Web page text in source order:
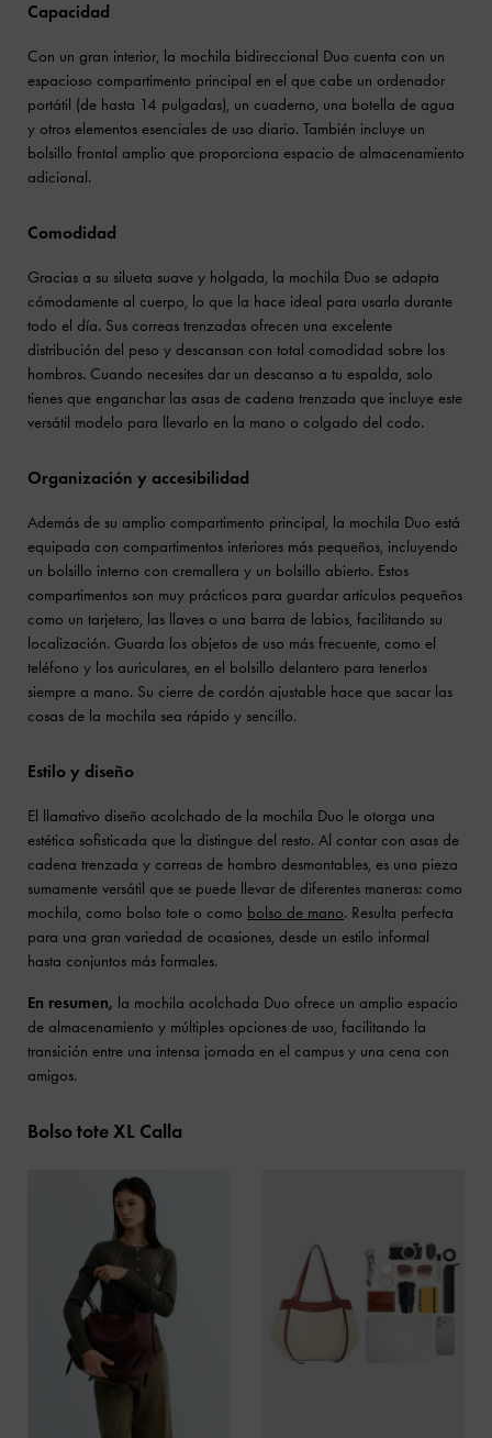
Capacidad
Con un gran interior, la mochila bidireccional Duo cuenta con un
espacioso compartimento principal en el que cabe un ordenador
portátil (de hasta 14 pulgadas), un cuaderno, una botella de agua
y otros elementos esenciales de uso diario. También incluye un
bolsillo frontal amplio que proporciona espacio de almacenamiento
adicional.
Comodidad
Gracias a su silueta suave y holgada, la mochila Duo se adapta
cómodamente al cuerpo, lo que la hace ideal para usarla durante
todo el día. Sus correas trenzadas ofrecen una excelente
distribución del peso y descansan con total comodidad sobre los
hombros. Cuando necesites dar un descanso a tu espalda, solo
tienes que enganchar las asas de cadena trenzada que incluye este
versátil modelo para llevarlo en la mano o colgado del codo.
Organización y accesibilidad
Además de su amplio compartimento principal, la mochila Duo está
equipada con compartimentos interiores más pequeños, incluyendo
un bolsillo interno con cremallera y un bolsillo abierto. Estos
compartimentos son muy prácticos para guardar artículos pequeños
como un tarjetero, las llaves o una barra de labios, facilitando su
localización. Guarda los objetos de uso más frecuente, como el
teléfono y los auriculares, en el bolsillo delantero para tenerlos
siempre a mano. Su cierre de cordón ajustable hace que sacar las
cosas de la mochila sea rápido y sencillo.
Estilo y diseño
El llamativo diseño acolchado de la mochila Duo le otorga una
estética sofisticada que la distingue del resto. Al contar con asas de
cadena trenzada y correas de hombro desmontables, es una pieza
sumamente versátil que se puede llevar de diferentes maneras: como
mochila, como bolso tote o como bolso de mano. Resulta perfecta
para una gran variedad de ocasiones, desde un estilo informal
hasta conjuntos más formales.
En resumen, la mochila acolchada Duo ofrece un amplio espacio
de almacenamiento y múltiples opciones de uso, facilitando la
transición entre una intensa jornada en el campus y una cena con
amigos.
Bolso tote XL Calla